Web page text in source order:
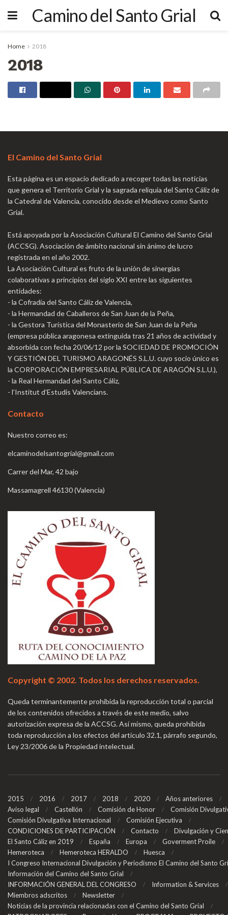
Camino del Santo Grial
Home 2018
2018
El Camino del Santo Grial
Esta página es un espacio dedicado a recoger todas las noticias
que genera el Territorio Grial y la sagrada reliquia del Santo Cáliz de
la Catedral de Valencia, conocido desde el Medievo como Santo
Grial.
Está apoyada por la Asociación Cultural El Camino del Santo Grial
(ACCSG). Asociación de ámbito nacional sin ánimo de lucro
registrada en el año 2002.
La Asociación Cultural es fruto de la unión de sinergias
colaborativas a principios del siglo XXI entre las siguientes
entidades:
- la Cofradía del Santo Cáliz de Valencia,
- la Hermandad de Caballeros de San Juan de la Peña,
- la Gestora Turística del Monasterio de San Juan de la Peña
(empresa pública aragonesa extinguida tras 21 años de actividad y
absorbida con fecha 20/06/12 por la SOCIEDAD DE PROMOCIÓN
Y GESTIÓN DEL TURISMO ARAGONÉS S.L.U. cuyo socio único es
la CORPORACIÓN EMPRESARIAL PÚBLICA DE ARAGÓN S.L.U.),
- la Real Hermandad del Santo Cáliz,
- l’Institut d’Estudis Valencians.
Contacto
Nuestro correo es:
elcaminodelsantogrial@gmail.com
Carrer del Mar, 42 bajo
Massamagrell 46130 (Valencia)
Copyright © 2002. Todos los derechos reservados.
Queda terminantemente prohibida la reproducción total o parcial
de los contenidos ofrecidos a través de este medio, salvo
autorización expresa de la ACCSG. Así mismo, queda prohibida
toda reproducción a los efectos del artículo 32.1, párrafo segundo,
Ley 23/2006 de la Propiedad intelectual.
2015 2016 2017 2018 2020
Años anteriores
Aviso legal
Castellón Comisión de Honor
Comisión
Comisión Divulgativa Internacional
Comisión Ejecutiva
CONDICIONES DE PARTICIPACIÓN
Contacto
Divulgación y
El Santo Cáliz en 2019
España Europa
Goverment Proile
Hemeroteca
Hemeroteca HERALDO
Huesca
I Congreso Internacional Divulgación y Periodismo El Camino del Santo
Información del Camino del Santo Grial
INFORMACIÓN GENERAL DEL CONGRESO
Information & Services
Miembros adscritos
Newsletter
Noticias de la provincia relacionadas con el Camino del Santo Grial